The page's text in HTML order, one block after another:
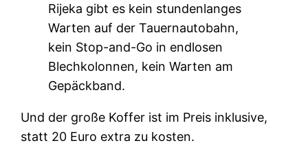
Rijeka gibt es kein stundenlanges
Warten auf der Tauernautobahn,
kein Stop-and-Go in endlosen
Blechkolonnen, kein Warten am
Gepäckband.
Und der große Koffer ist im Preis inklusive,
statt 20 Euro extra zu kosten.